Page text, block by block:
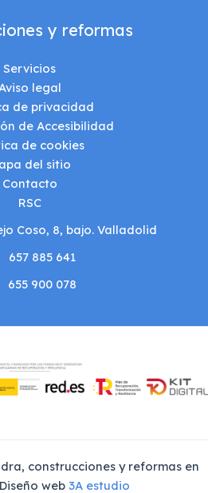
y reformas
Servicios
Aviso legal
de privacidad
de Accesibilidad
de cookies
del sitio
Contacto
RSC
Coso, 8, bajo. Valladolid
657 885 641
655 900 078
construcciones y reformas en
web 3A estudio